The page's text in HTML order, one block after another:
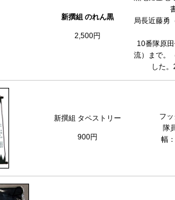
新撰組 のれん黒
2,500円
局長近藤勇
10番隊原
流）まで。
した
新撰組 タペストリー
900円
フ
隊
幅